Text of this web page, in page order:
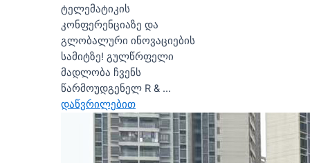
ტელემატიკის
კონფერენციაზე და
გლობალური ინოვაციების
სამიტზე! გულწრფელი
მადლობა ჩვენს
წარმოუდგენელ R & ...
დაწვრილებით